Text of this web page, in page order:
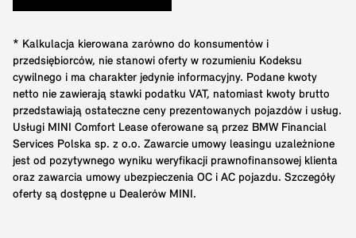
* Kalkulacja kierowana zarówno do konsumentów i
przedsiębiorców, nie stanowi oferty w rozumieniu Kodeksu
cywilnego i ma charakter jedynie informacyjny. Podane kwoty
netto nie zawierają stawki podatku VAT, natomiast kwoty brutto
przedstawiają ostateczne ceny prezentowanych pojazdów i usług.
Usługi MINI Comfort Lease oferowane są przez BMW Financial
Services Polska sp. z o.o. Zawarcie umowy leasingu uzależnione
jest od pozytywnego wyniku weryfikacji prawnofinansowej klienta
oraz zawarcia umowy ubezpieczenia OC i AC pojazdu. Szczegóły
oferty są dostępne u Dealerów MINI.